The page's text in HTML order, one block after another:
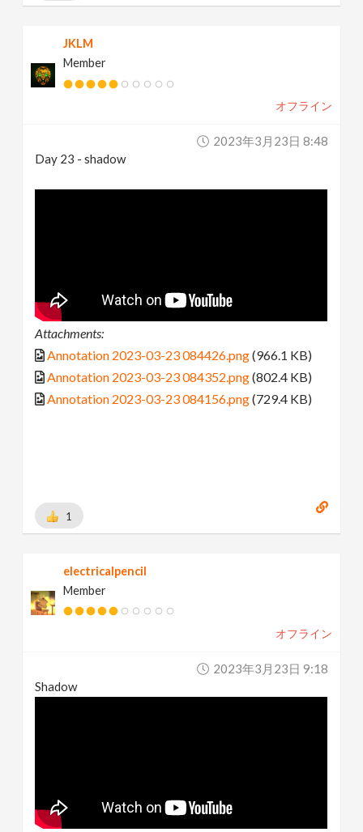
JKLM
Member
オフライン
2023年3月23日 8:48
Day 23 - shadow
Attachments:
Annotation 2023-03-23 084426.png(966.1 KB)
Annotation 2023-03-23 084352.png(802.4 KB)
Annotation 2023-03-23 084156.png(729.4 KB)
1
electricalpencil
Member
オフライン
2023年3月23日 9:18
Shadow